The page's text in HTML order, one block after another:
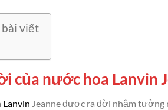
bài viết
của nước hoa Lanvin
Lanvin Jeanne được ra đời nhằm tưởng